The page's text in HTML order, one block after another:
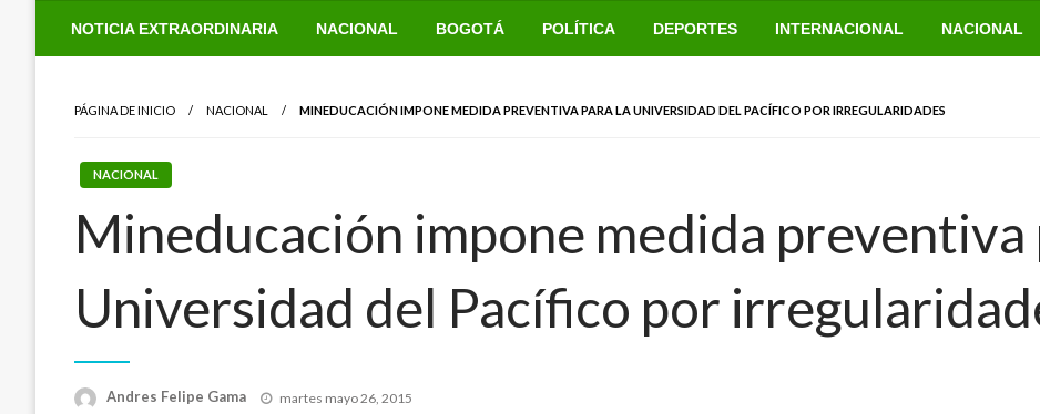
NOTICIA EXTRAORDINARIA NACIONAL BOGOTÁ POLÍTICA DEPORTES INTERNACIONAL NACIONAL
PÁGINA DE INICIO NACIONAL MINEDUCACIÓN IMPONE MEDIDA PREVENTIVA PARA LA UNIVERSIDAD DEL PACÍFICO POR IRREGULARIDADES
NACIONAL
Mineducación impone medida preventiva
Universidad del Pacífico por
Andres Felipe Gama
Publicado
martes mayo 26, 2015